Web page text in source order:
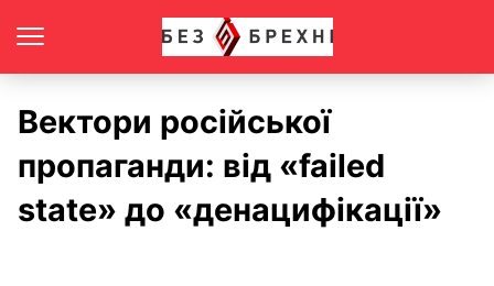
Вектори російської
пропаганди: від «failed
state» до «денацифікації»